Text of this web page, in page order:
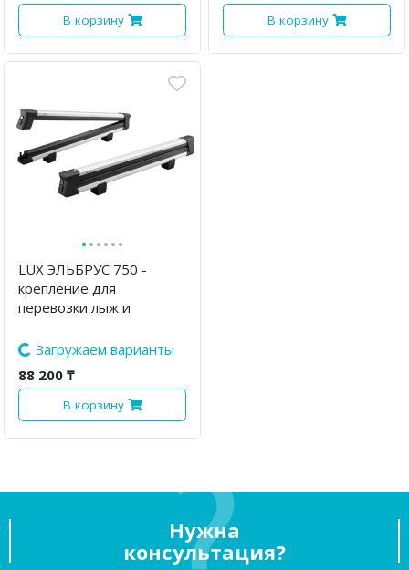
В корзину В корзину
······
LUX ЭЛЬБРУС 750 -
крепление для
перевозки лыж и
Загружаем варианты
88 200 ₸
В корзину
Нужна
консультация?